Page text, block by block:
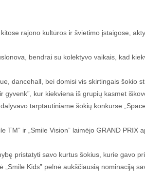
rajono kultūros ir švietimo įstaigose,
bendrai su kolektyvo vaikais, kad
dancehall, bei domisi vis skirtingais šokio
gyvenk”, kur kiekviena iš grupių kasmet
tarptautiniame šokių konkurse
ir „Smile Vision” laimėjo GRAND PRIX
pristatyti savo kurtus šokius, kurie gavo
Kids” pelnė aukščiausią nominaciją